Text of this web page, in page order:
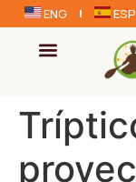
ENG ESP